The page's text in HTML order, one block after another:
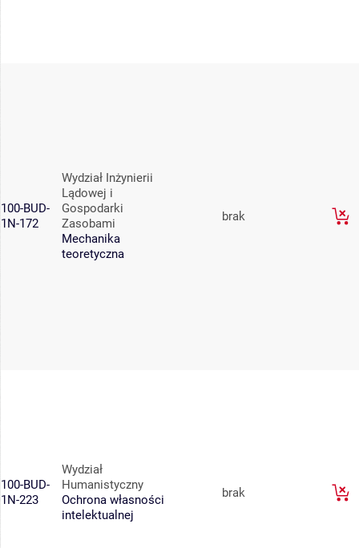
100-BUD-
1N-172
Wydział Inżynierii
Lądowej i
Gospodarki
Zasobami
Mechanika
teoretyczna
brak
100-BUD-
1N-223
Wydział
Humanistyczny
Ochrona własności
intelektualnej
brak